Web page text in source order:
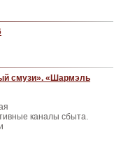
смузи». «Шармэль
каналы сбыта.